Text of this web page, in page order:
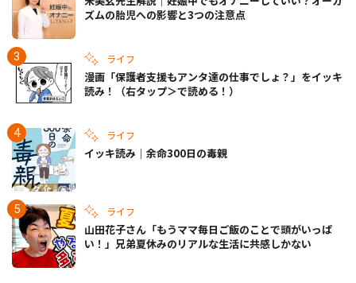
ズムの胎児への影響と3つの注意点
ライフ
漫画「保護者支援もアンタ達の仕事でしょ？」をイッキ
読み！（右タップ＞で読める！）
ライフ
イッキ読み｜余命300日の毒親
ライフ
山田花子さん「もうママ毎日ご飯のことで頭がいっぱ
い！」兄弟夏休みのリアルな生活に共感しかない